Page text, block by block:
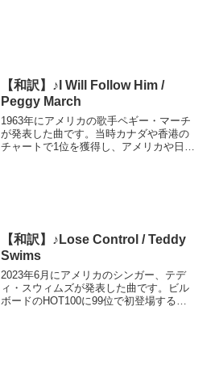
【和訳】♪I Will Follow Him /
Peggy March
1963年にアメリカの歌手ペギー・マーチ
が発表した曲です。当時カナダや香港の
チャートで1位を獲得し、アメリカや日本
【和訳】♪Lose Control / Teddy
Swims
2023年6月にアメリカのシンガー、テデ
ィ・スウィムズが発表した曲です。ビル
ボードのHOT100に99位で初登場する